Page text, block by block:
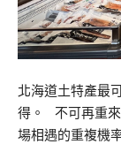
北海道土特產最
得。 不可再重
場相遇的重複機